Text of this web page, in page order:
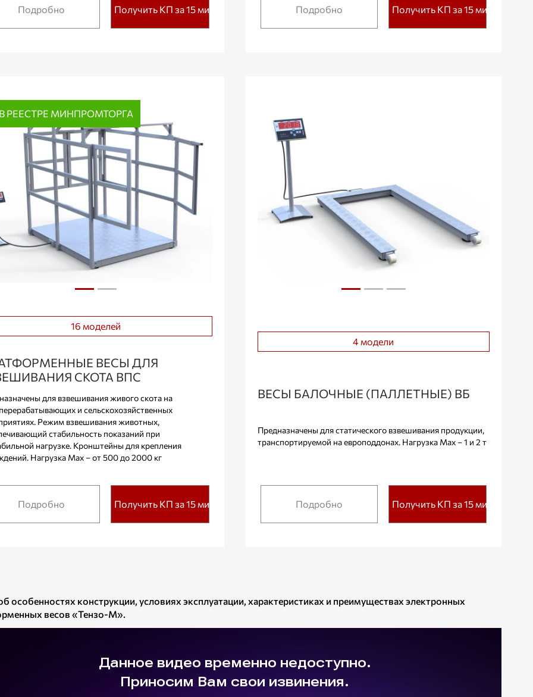
Подробно Получить КП за 15 мин. Подробно Получить КП за 15 мин.
В РЕЕСТРЕ МИНПРОМТОРГА
16 моделей
ВЕСЫ ДЛЯ
СКОТА ВПС
для взвешивания живого скота на
и сельскохозяйственных
Режим взвешивания животных,
стабильность показаний при
нагрузке. Кронштейны для крепления
Нагрузка Max – от 500 до 2000 кг
Подробно Получить КП за 15 мин.
4 модели
ВЕСЫ БАЛОЧНЫЕ (ПАЛЛЕТНЫЕ) ВБ
Предназначены для статического взвешивания продукции,
транспортируемой на европоддонах. Нагрузка Max – 1 и 2 т
Подробно Получить КП за 15 мин.
особенностях конструкции, условиях эксплуатации, характеристиках и преимуществах электронных
весов «Тензо-М».